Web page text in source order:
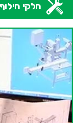
חלקי חילוף